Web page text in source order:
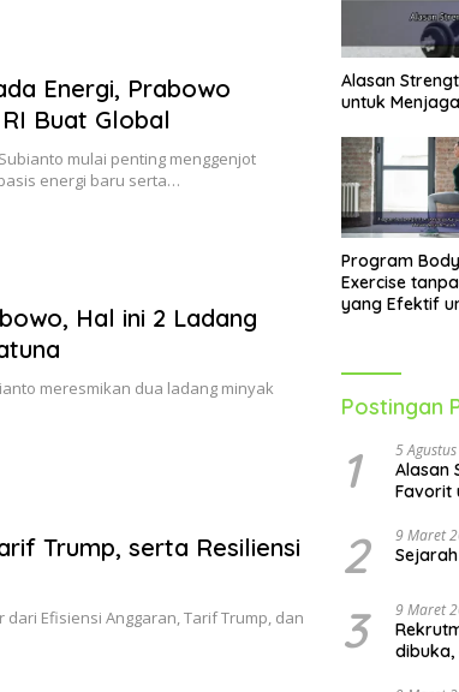
Energi, Prabowo
Buat Global
mulai penting menggenjot
energi baru serta…
Hal ini 2 Ladang
meresmikan dua ladang minyak
Trump, serta Resiliensi
Efisiensi Anggaran, Tarif Trump, dan
Alasan
untuk
Program
Exercise
yang Efektif
Postingan
1 5
Alasan
Favorit
2 9 Maret
3 9 Maret